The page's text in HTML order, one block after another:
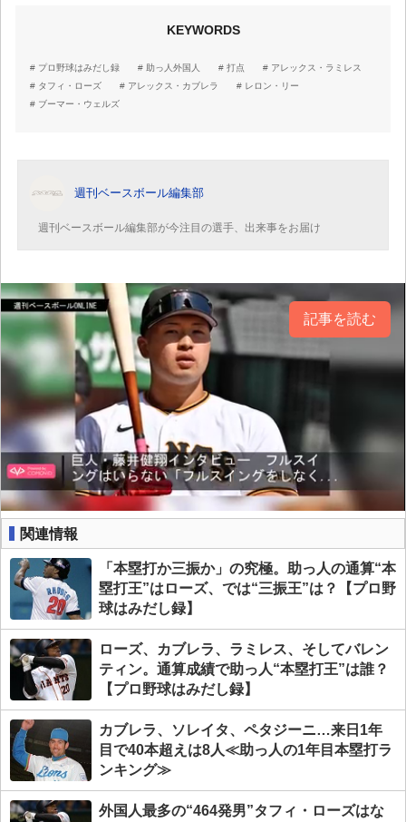
KEYWORDS
プロ野球はみだし録 助っ人外国人 打点
アレックス・ラミレス
タフィ・ローズ
アレックス・カブレラ
レロン・リー
ブーマー・ウェルズ
週刊ベースボール編集部
週刊ベースボール編集部が今注目の選手、出来事をお届け
記事を読む
関連情報
「本塁打か三振か」の究極。助っ人の通算“本
塁打王”はローズ、では“三振王”は？【プロ野
球はみだし録】
ローズ、カブレラ、ラミレス、そしてバレン
ティン。通算成績で助っ人“本塁打王”は誰？
【プロ野球はみだし録】
カブレラ、ソレイタ、ペタジーニ…来日1年
目で40本超えは8人≪助っ人の1年目本塁打ラ
ンキング≫
外国人最多の“464発男”タフィ・ローズはな